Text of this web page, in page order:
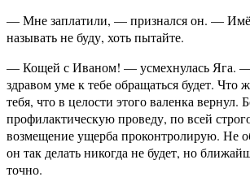
— Мне заплатили, — признался он. —
называть не буду, хоть пытайте.
— Кощей с Иваном! — усмехнулась Яга.
здравом уме к тебе обращаться будет. Что
тебя, что в целости этого валенка вернул.
профилактическую проведу, по всей
возмещение ущерба проконтролирую. Не
он так делать никогда не будет, но
точно.